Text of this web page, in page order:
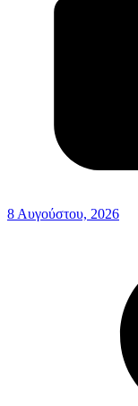
8 Αυγούστου, 2026